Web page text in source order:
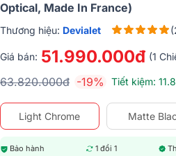
Optical, Made In France)
Thương hiệu: Devialet
Giá bán: 51.990.000đ (1
63.820.000đ -19% Tiết kiệm:
Light Chrome Matte
Bảo hành 1 đổi 1